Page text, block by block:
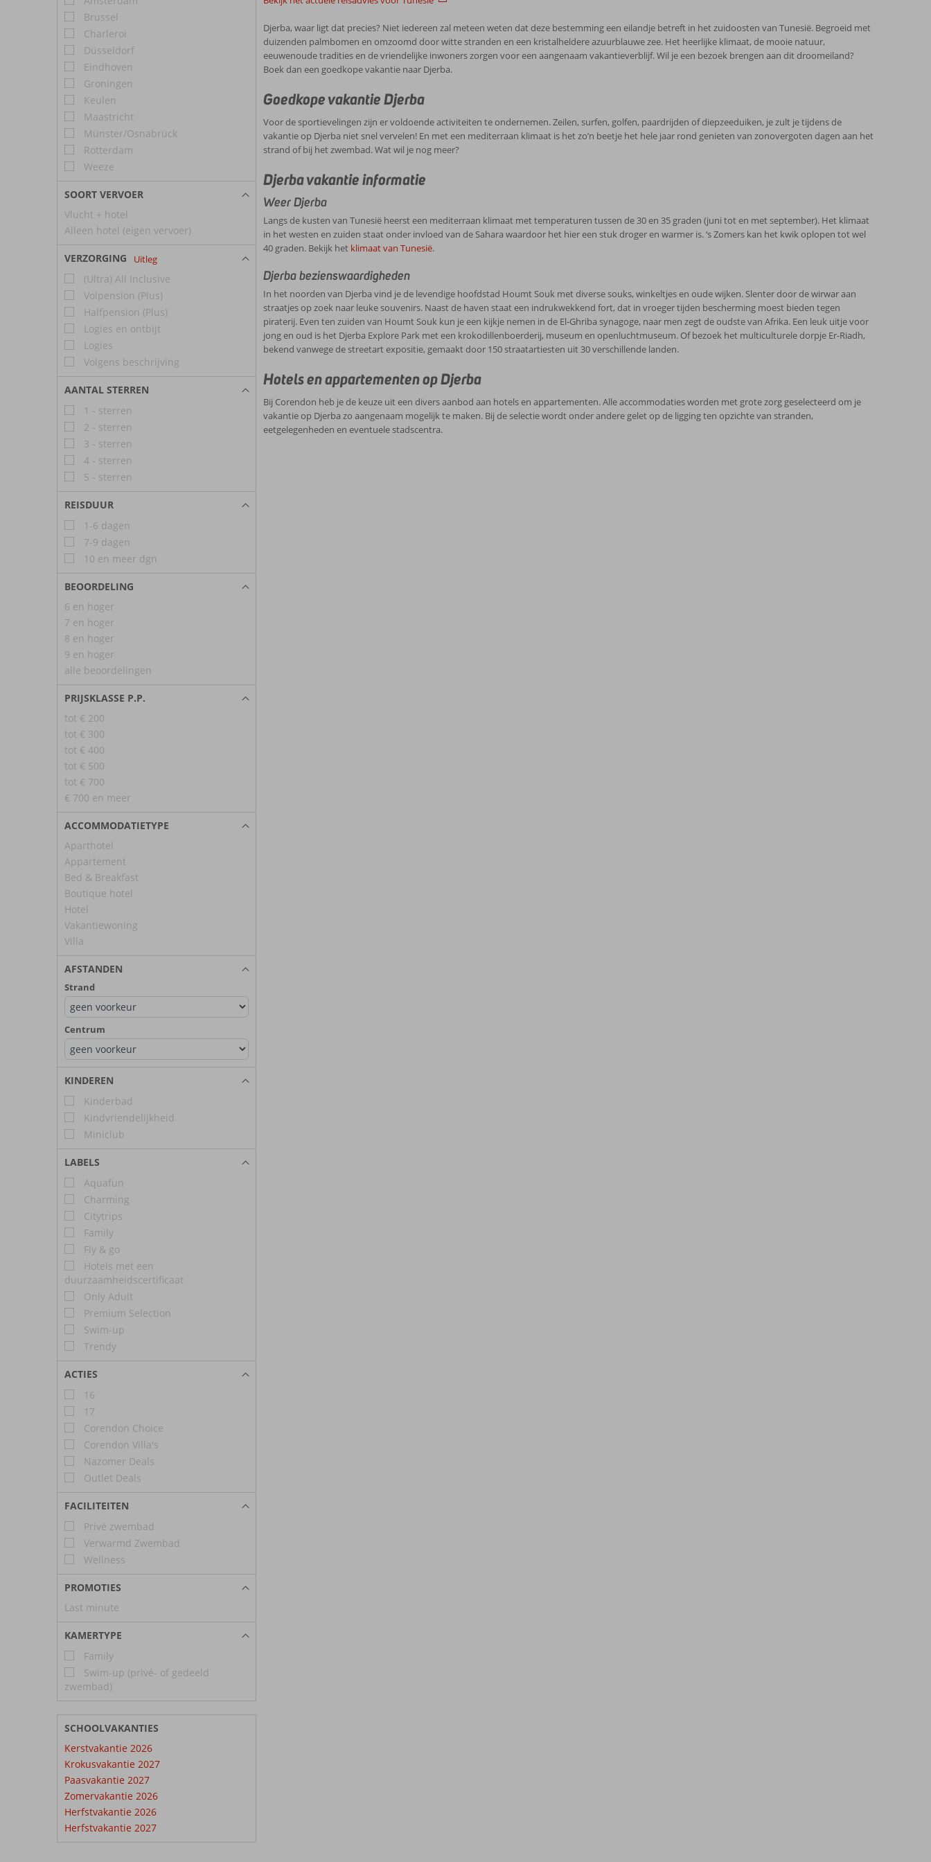
Brussel
Charleroi
Düsseldorf
Eindhoven
Groningen
Keulen
Maastricht
Münster/Osnabrück
Rotterdam
Weeze
SOORT VERVOER
Vlucht + hotel
Alleen hotel (eigen vervoer)
VERZORGING Uitleg
(Ultra) All Inclusive
Volpension (Plus)
Halfpension (Plus)
Logies en ontbijt
Logies
Volgens beschrijving
AANTAL STERREN
1 - sterren
2 - sterren
3 - sterren
4 - sterren
5 - sterren
REISDUUR
1-6 dagen
7-9 dagen
10 en meer dgn
BEOORDELING
6 en hoger
7 en hoger
8 en hoger
9 en hoger
alle beoordelingen
PRIJSKLASSE P.P.
tot € 200
tot € 300
tot € 400
tot € 500
tot € 700
€ 700 en meer
ACCOMMODATIETYPE
Aparthotel
Appartement
Bed & Breakfast
Boutique hotel
Hotel
Vakantiewoning
Villa
AFSTANDEN
Strand
Centrum
KINDEREN
Kinderbad
Kindvriendelijkheid
Miniclub
LABELS
Aquafun
Charming
Citytrips
Family
Fly & go
Hotels met een
duurzaamheidscertificaat
Only Adult
Premium Selection
Swim-up
Trendy
ACTIES
16
17
Corendon Choice
Corendon Villa's
Nazomer Deals
Outlet Deals
FACILITEITEN
Privé zwembad
Verwarmd Zwembad
Wellness
PROMOTIES
Last minute
KAMERTYPE
Family
Swim-up (privé- of gedeeld
zwembad)
SCHOOLVAKANTIES
Kerstvakantie 2026
Krokusvakantie 2027
Paasvakantie 2027
Zomervakantie 2026
Herfstvakantie 2026
Herfstvakantie 2027
Djerba, waar ligt dat precies? Niet iedereen zal meteen weten dat deze bestemming een eilandje betreft in het zuidoosten van Tunesië. Begroeid met
duizenden palmbomen en omzoomd door witte stranden en een kristalheldere azuurblauwe zee. Het heerlijke klimaat, de mooie natuur,
eeuwenoude tradities en de vriendelijke inwoners zorgen voor een aangenaam vakantieverblijf. Wil je een bezoek brengen aan dit droomeiland?
Boek dan een goedkope vakantie naar Djerba.
Goedkope vakantie Djerba
Voor de sportievelingen zijn er voldoende activiteiten te ondernemen. Zeilen, surfen, golfen, paardrijden of diepzeeduiken, je zult je tijdens de
vakantie op Djerba niet snel vervelen! En met een mediterraan klimaat is het zo’n beetje het hele jaar rond genieten van zonovergoten dagen aan het
strand of bij het zwembad. Wat wil je nog meer?
Djerba vakantie informatie
Weer Djerba
Langs de kusten van Tunesië heerst een mediterraan klimaat met temperaturen tussen de 30 en 35 graden (juni tot en met september). Het klimaat
in het westen en zuiden staat onder invloed van de Sahara waardoor het hier een stuk droger en warmer is. ‘s Zomers kan het kwik oplopen tot wel
40 graden. Bekijk het klimaat van Tunesië.
Djerba bezienswaardigheden
In het noorden van Djerba vind je de levendige hoofdstad Houmt Souk met diverse souks, winkeltjes en oude wijken. Slenter door de wirwar aan
straatjes op zoek naar leuke souvenirs. Naast de haven staat een indrukwekkend fort, dat in vroeger tijden bescherming moest bieden tegen
piraterij. Even ten zuiden van Houmt Souk kun je een kijkje nemen in de El-Ghriba synagoge, naar men zegt de oudste van Afrika. Een leuk uitje voor
jong en oud is het Djerba Explore Park met een krokodillenboerderij, museum en openluchtmuseum. Of bezoek het multiculturele dorpje Er-Riadh,
bekend vanwege de streetart expositie, gemaakt door 150 straatartiesten uit 30 verschillende landen.
Hotels en appartementen op Djerba
Bij Corendon heb je de keuze uit een divers aanbod aan hotels en appartementen. Alle accommodaties worden met grote zorg geselecteerd om je
vakantie op Djerba zo aangenaam mogelijk te maken. Bij de selectie wordt onder andere gelet op de ligging ten opzichte van stranden,
eetgelegenheden en eventuele stadscentra.